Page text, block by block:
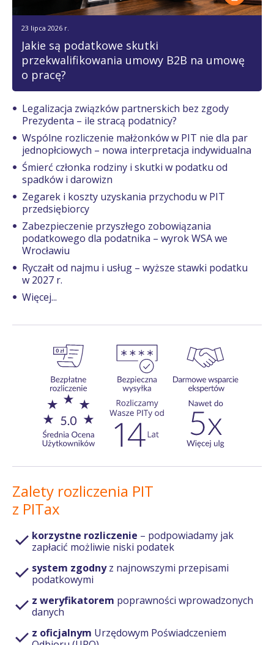
23 lipca 2026 r.
Jakie są podatkowe skutki
przekwalifikowania umowy B2B na umowę
o pracę?
Legalizacja związków partnerskich bez zgody
Prezydenta – ile stracą podatnicy?
Wspólne rozliczenie małżonków w PIT nie dla par
jednopłciowych – nowa interpretacja indywidualna
Śmierć członka rodziny i skutki w podatku od
spadków i darowizn
Zegarek i koszty uzyskania przychodu w PIT
przedsiębiorcy
Zabezpieczenie przyszłego zobowiązania
podatkowego dla podatnika – wyrok WSA we
Wrocławiu
Ryczałt od najmu i usług – wyższe stawki podatku
w 2027 r.
Więcej...
Zalety rozliczenia PIT
z PITax
korzystne rozliczenie – podpowiadamy jak
zapłacić możliwie niski podatek
system zgodnyz najnowszymi przepisami
podatkowymi
z weryfikatorem poprawności wprowadzonych
danych
z oficjalnym Urzędowym Poświadczeniem